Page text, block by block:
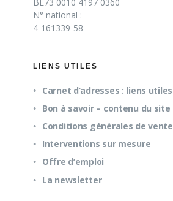
N° national :
4-161339-58
LIENS UTILES
Carnet d’adresses : liens utiles
Bon à savoir – contenu du site
Conditions générales de vente
Interventions sur mesure
Offre d’emploi
La newsletter